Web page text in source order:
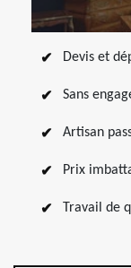
Devis et
Sans
Artisan
Prix
Travail de